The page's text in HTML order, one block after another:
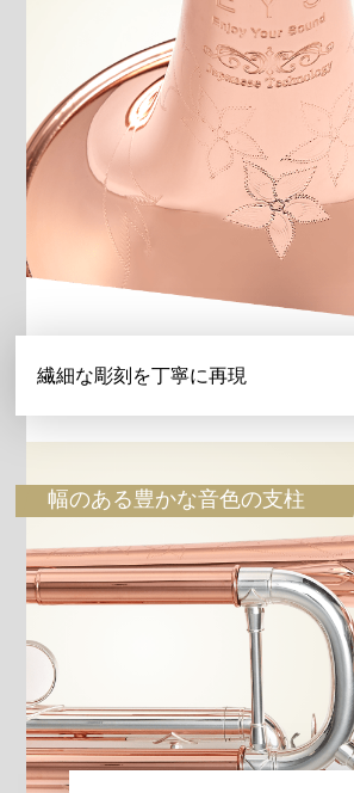
繊細な彫刻を丁寧に再現
幅のある豊かな音色の支柱